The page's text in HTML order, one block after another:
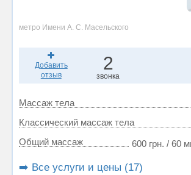
метро Имени А. С. Масельского
Добавить
отзыв
2
звонка
Массаж тела
Классический массаж тела
Общий массаж
600 грн. / 60
➡️ Все услуги и цены (17)